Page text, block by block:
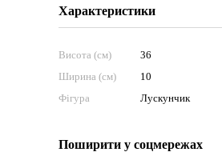
Характеристики
Висота (см)
36
Ширина (см)
10
Фігура
Лускунчик
Поширити у соцмережах